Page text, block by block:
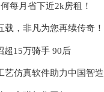
每月省下近2k房租！
载，非凡为您再续传奇！
超15万骑手 90后
艺仿真软件助力中国智造